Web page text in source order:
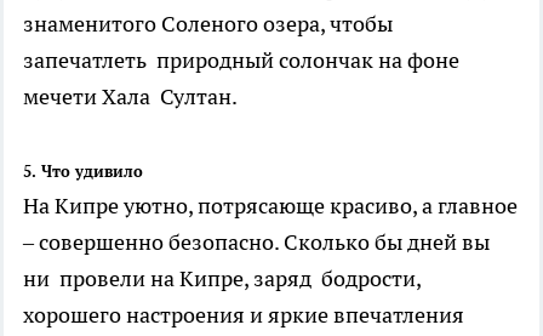
знаменитого Соленого озера, чтобы
запечатлеть природный солончак на фоне
мечети Хала Султан.
5. Что удивило
На Кипре уютно, потрясающе красиво, а главное
– совершенно безопасно. Сколько бы дней вы
ни провели на Кипре, заряд бодрости,
хорошего настроения и яркие впечатления